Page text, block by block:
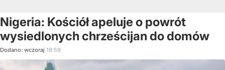
Nigeria: Kościół apeluje o powrót
wysiedlonych chrześcijan do domów
Dodano: wczoraj 18:59